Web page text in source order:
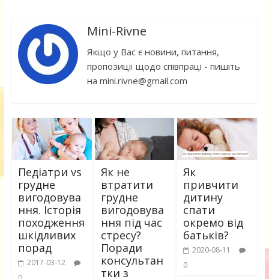
Mini-Rivne
Якщо у Вас є новини, питання,
пропозиції щодо співпраці - пишіть
на mini.rivne@gmail.com
Педіатри vs
грудне
вигодовува
ння. Історія
походження
шкідливих
порад
2017-03-12
Як не
втратити
грудне
вигодовува
ння під час
стресу?
Поради
консультан
тки з
Як
привчити
дитину
спати
окремо від
батьків?
2020-08-11
0